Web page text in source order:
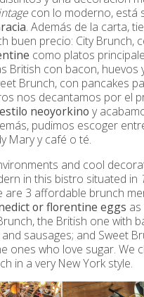
con lo moderno, está
. Además de la carta,
buen precio: City Brunch,
como platos
British con bacon, huevos
Brunch, con pancakes
nos decantamos por el
neoyorkino y
pudimos escoger
Mary y café o té.
and cool
in this bistro situated in
are 3 affordable brunch
or florentine eggs
the British one with
sausages; and Sweet
ones who love sugar. We
in a very New York style.